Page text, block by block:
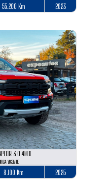
55.200 Km 2023
3.0 4WD
VIGENTE
8.100 Km 2025